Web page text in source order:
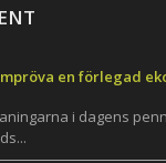
en förlegad
i dagens